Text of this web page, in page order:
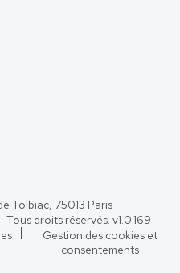
Tolbiac, 75013 Paris
droits réservés. v1.0.169
Gestion des cookies et
consentements